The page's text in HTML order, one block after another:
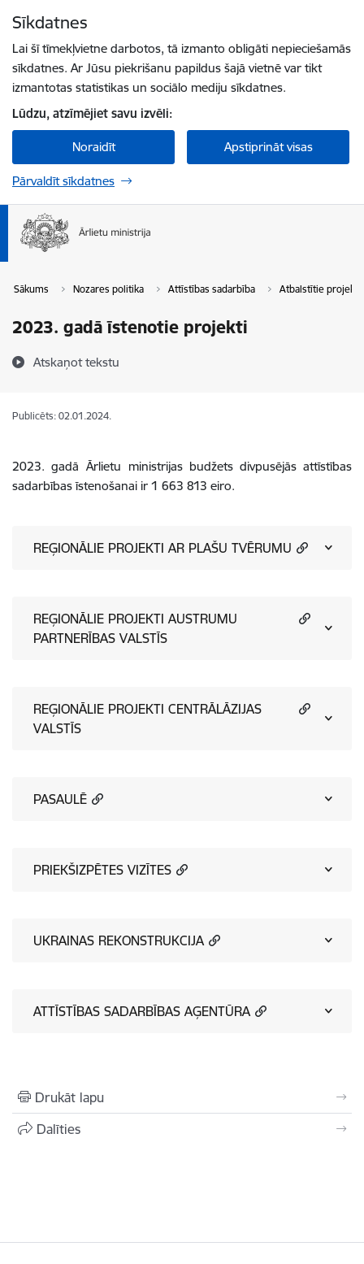
Sīkdatnes
Lai šī tīmekļvietne darbotos, tā izmanto obligāti nepieciešamās
sīkdatnes. Ar Jūsu piekrišanu papildus šajā vietnē var tikt
izmantotas statistikas un sociālo mediju sīkdatnes.
Lūdzu, atzīmējiet savu izvēli:
Noraidīt Apstiprināt visas
Pārvaldīt sīkdatnes
Sākums Nozares politika Attīstības sadarbība Atbalstītie projekti
2023. gadā īstenotie projekti
Atskaņot tekstu
Publicēts: 02.01.2024.
2023. gadā Ārlietu ministrijas budžets divpusējās attīstības
sadarbības īstenošanai ir 1 663 813 eiro.
REĢIONĀLIE PROJEKTI AR PLAŠU TVĒRUMU
REĢIONĀLIE PROJEKTI AUSTRUMU
PARTNERĪBAS VALSTĪS
REĢIONĀLIE PROJEKTI CENTRĀLĀZIJAS
VALSTĪS
PASAULĒ
PRIEKŠIZPĒTES VIZĪTES
UKRAINAS REKONSTRUKCIJA
ATTĪSTĪBAS SADARBĪBAS AĢENTŪRA
Drukāt lapu
Dalīties